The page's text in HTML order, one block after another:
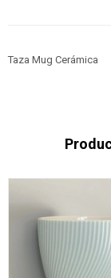
Taza Mug Cerámica